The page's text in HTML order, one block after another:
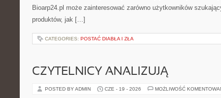
Bioarp24.pl może zainteresować zarówno użytkowników
produktów, jak […]
CATEGORIES: POSTAĆ DIABŁA I ZŁA
CZYTELNICY ANALIZUJĄ
POSTED BY ADMIN CZE - 19 - 2026 MOŻLIWOŚĆ